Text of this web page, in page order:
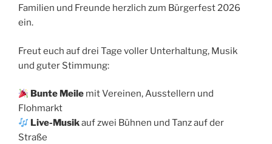
Familien und Freunde herzlich zum Bürgerfest 2026
ein.
Freut euch auf drei Tage voller Unterhaltung, Musik
und guter Stimmung:
Bunte Meile mit Vereinen, Ausstellern und
Flohmarkt
Live-Musikauf zwei Bühnen und Tanz auf der
Straße